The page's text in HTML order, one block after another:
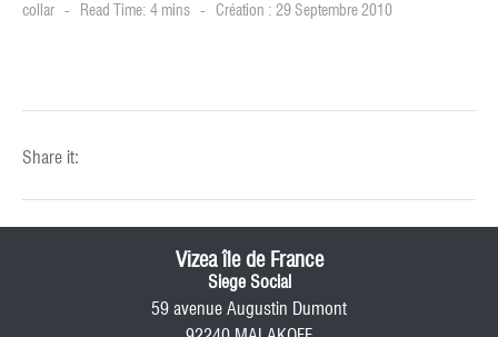
collar Read Time: 4 mins Création : 29 Septembre 2010
Share it:
Vizea île de France
Siege Social
59 avenue Augustin Dumont